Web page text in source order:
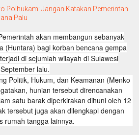
Polhukam: Jangan Katakan Pemerintah
Palu
akan membangun sebanyak
(Huntara) bagi korban bencana gempa
di sejumlah wilayah di Sulawesi
lalu.
Politik, Hukum, dan Keamanan (Menko
hunian tersebut direncanakan
satu barak diperkirakan dihuni oleh 12
tersebut juga akan dilengkapi dengan
rumah tangga lainnya.